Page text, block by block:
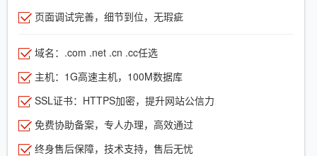
页面调试完善，细节到位，无瑕疵
域名：.com .net .cn .cc任选
主机：1G高速主机，100M数据库
SSL证书：HTTPS加密，提升网站公信力
免费协助备案，专人办理，高效通过
终身售后保障，技术支持，售后无忧